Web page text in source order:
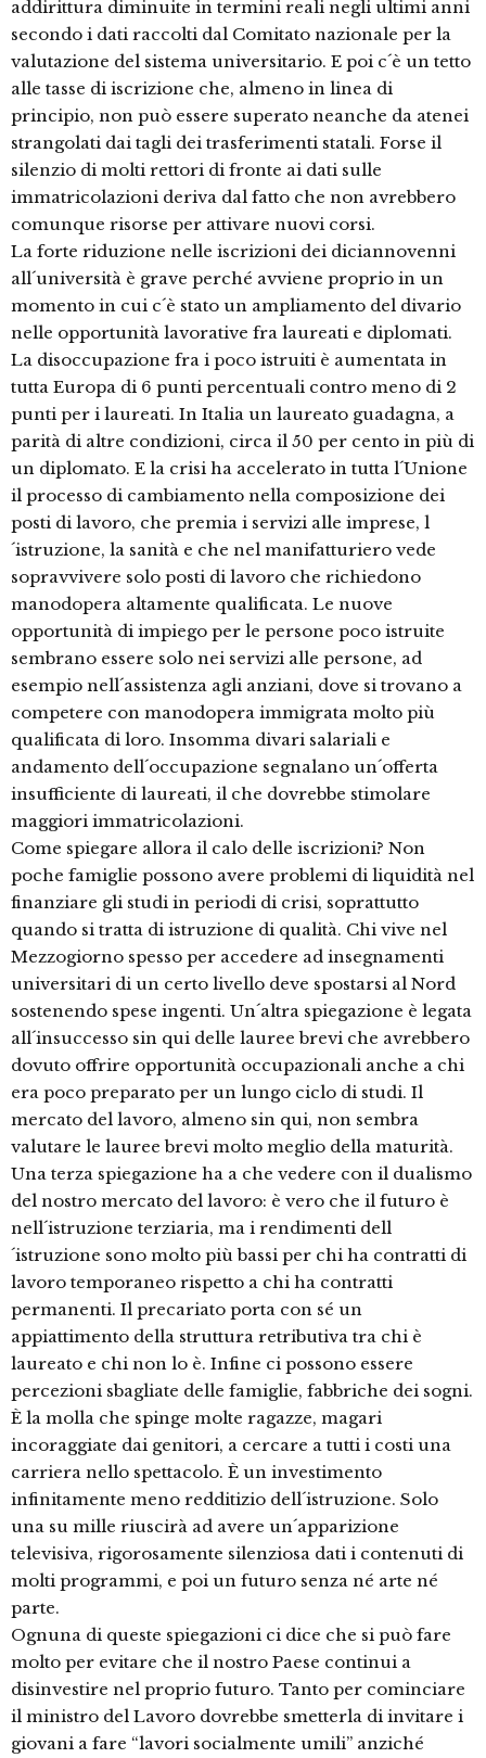
addirittura diminuite in termini reali negli ultimi anni
secondo i dati raccolti dal Comitato nazionale per la
valutazione del sistema universitario. E poi c´è un tetto
alle tasse di iscrizione che, almeno in linea di
principio, non può essere superato neanche da atenei
strangolati dai tagli dei trasferimenti statali. Forse il
silenzio di molti rettori di fronte ai dati sulle
immatricolazioni deriva dal fatto che non avrebbero
comunque risorse per attivare nuovi corsi.
La forte riduzione nelle iscrizioni dei diciannovenni
all´università è grave perché avviene proprio in un
momento in cui c´è stato un ampliamento del divario
nelle opportunità lavorative fra laureati e diplomati.
La disoccupazione fra i poco istruiti è aumentata in
tutta Europa di 6 punti percentuali contro meno di 2
punti per i laureati. In Italia un laureato guadagna, a
parità di altre condizioni, circa il 50 per cento in più di
un diplomato. E la crisi ha accelerato in tutta l´Unione
il processo di cambiamento nella composizione dei
posti di lavoro, che premia i servizi alle imprese, l
´istruzione, la sanità e che nel manifatturiero vede
sopravvivere solo posti di lavoro che richiedono
manodopera altamente qualificata. Le nuove
opportunità di impiego per le persone poco istruite
sembrano essere solo nei servizi alle persone, ad
esempio nell´assistenza agli anziani, dove si trovano a
competere con manodopera immigrata molto più
qualificata di loro. Insomma divari salariali e
andamento dell´occupazione segnalano un´offerta
insufficiente di laureati, il che dovrebbe stimolare
maggiori immatricolazioni.
Come spiegare allora il calo delle iscrizioni? Non
poche famiglie possono avere problemi di liquidità nel
finanziare gli studi in periodi di crisi, soprattutto
quando si tratta di istruzione di qualità. Chi vive nel
Mezzogiorno spesso per accedere ad insegnamenti
universitari di un certo livello deve spostarsi al Nord
sostenendo spese ingenti. Un´altra spiegazione è legata
all´insuccesso sin qui delle lauree brevi che avrebbero
dovuto offrire opportunità occupazionali anche a chi
era poco preparato per un lungo ciclo di studi. Il
mercato del lavoro, almeno sin qui, non sembra
valutare le lauree brevi molto meglio della maturità.
Una terza spiegazione ha a che vedere con il dualismo
del nostro mercato del lavoro: è vero che il futuro è
nell´istruzione terziaria, ma i rendimenti dell
´istruzione sono molto più bassi per chi ha contratti di
lavoro temporaneo rispetto a chi ha contratti
permanenti. Il precariato porta con sé un
appiattimento della struttura retributiva tra chi è
laureato e chi non lo è. Infine ci possono essere
percezioni sbagliate delle famiglie, fabbriche dei sogni.
È la molla che spinge molte ragazze, magari
incoraggiate dai genitori, a cercare a tutti i costi una
carriera nello spettacolo. È un investimento
infinitamente meno redditizio dell´istruzione. Solo
una su mille riuscirà ad avere un´apparizione
televisiva, rigorosamente silenziosa dati i contenuti di
molti programmi, e poi un futuro senza né arte né
parte.
Ognuna di queste spiegazioni ci dice che si può fare
molto per evitare che il nostro Paese continui a
disinvestire nel proprio futuro. Tanto per cominciare
il ministro del Lavoro dovrebbe smetterla di invitare i
giovani a fare “lavori socialmente umili” anziché